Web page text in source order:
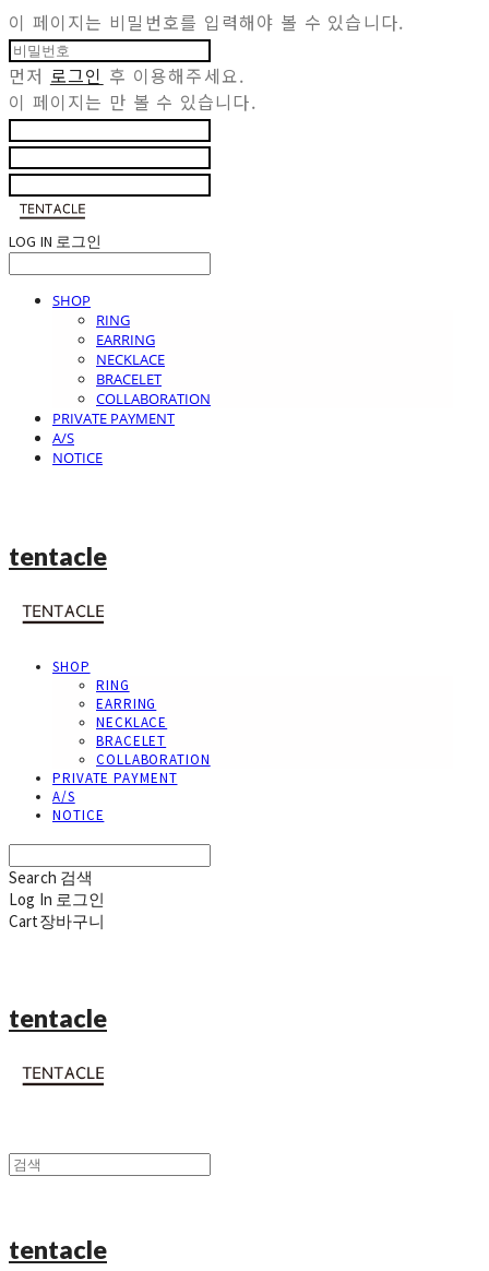
이 페이지는 비밀번호를 입력해야 볼 수 있습니다.
먼저 로그인 후 이용해주세요.
이 페이지는 만 볼 수 있습니다.
LOG IN 로그인
SHOP
RING
EARRING
NECKLACE
BRACELET
COLLABORATION
PRIVATE PAYMENT
A/S
NOTICE
tentacle
SHOP
RING
EARRING
NECKLACE
BRACELET
COLLABORATION
PRIVATE PAYMENT
A/S
NOTICE
Search 검색
Log In 로그인
Cart장바구니
tentacle
tentacle